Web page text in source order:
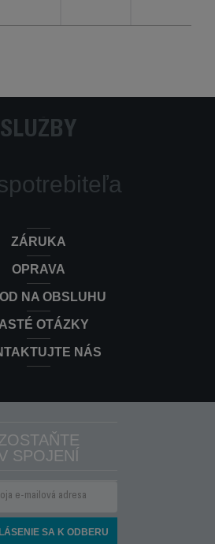
SLUŽBY
ZÁRUKA
OPRAVA
NA OBSLUHU
OTÁZKY
NÁS
SPOJENÍ